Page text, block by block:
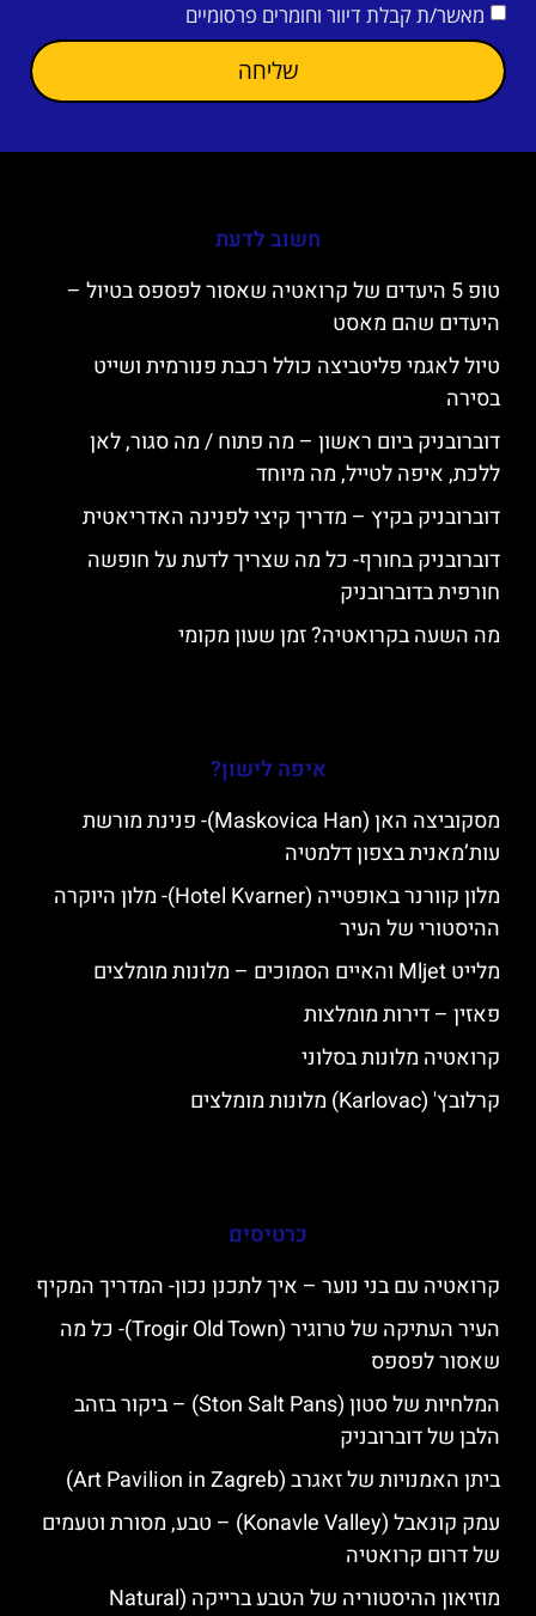
מאשר/ת קבלת דיוור וחומרים פרסומיים
שליחה
חשוב לדעת
טופ 5 היעדים של קרואטיה שאסור לפספס בטיול –
היעדים שהם מאסט
טיול לאגמי פליטביצה כולל רכבת פנורמית ושייט
בסירה
דוברובניק ביום ראשון – מה פתוח / מה סגור, לאן
ללכת, איפה לטייל, מה מיוחד
דוברובניק בקיץ – מדריך קיצי לפנינה האדריאטית
דוברובניק בחורף- כל מה שצריך לדעת על חופשה
חורפית בדוברובניק
מה השעה בקרואטיה? זמן שעון מקומי
איפה לישון?
מסקוביצה האן (Maskovica Han)- פנינת מורשת
עות’מאנית בצפון דלמטיה
מלון קוורנר באופטייה (Hotel Kvarner)- מלון היוקרה
ההיסטורי של העיר
מלייט Mljet והאיים הסמוכים – מלונות מומלצים
פאזין – דירות מומלצות
קרואטיה מלונות בסלוני
קרלובץ' (Karlovac) מלונות מומלצים
כרטיסים
קרואטיה עם בני נוער – איך לתכנן נכון- המדריך המקיף
העיר העתיקה של טרוגיר (Trogir Old Town)- כל מה
שאסור לפספס
המלחיות של סטון (Ston Salt Pans) – ביקור בזהב
הלבן של דוברובניק
ביתן האמנויות של זאגרב (Art Pavilion in Zagreb)
עמק קונאבל (Konavle Valley) – טבע, מסורת וטעמים
של דרום קרואטיה
מוזיאון ההיסטוריה של הטבע ברייקה (Natural